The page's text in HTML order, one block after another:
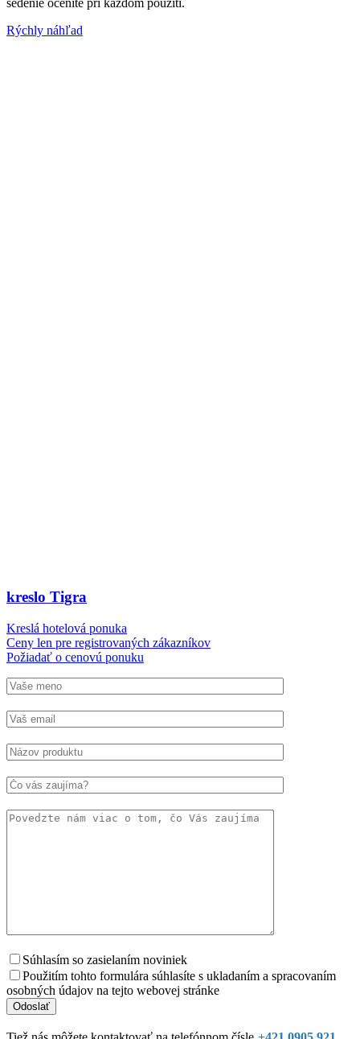
Rýchly náhľad
kreslo Tigra
Kreslá hotelová ponuka
Ceny len pre registrovaných zákazníkov
Požiadať o cenovú ponuku
Súhlasím so zasielaním noviniek
Použitím tohto formulára súhlasíte s ukladaním a spracovaním
osobných údajov na tejto webovej stránke